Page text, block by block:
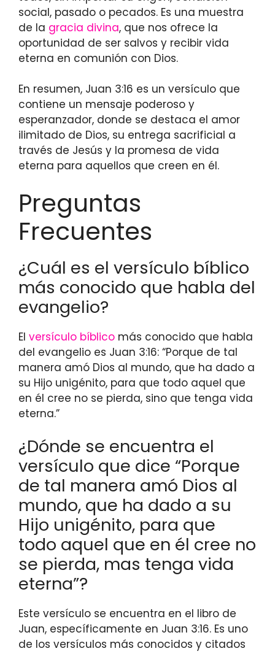
social, pasado o pecados. Es una muestra
de la gracia divina, que nos ofrece la
oportunidad de ser salvos y recibir vida
eterna en comunión con Dios.
En resumen, Juan 3:16 es un versículo que
contiene un mensaje poderoso y
esperanzador, donde se destaca el amor
ilimitado de Dios, su entrega sacrificial a
través de Jesús y la promesa de vida
eterna para aquellos que creen en él.
Preguntas
Frecuentes
¿Cuál es el versículo bíblico
más conocido que habla del
evangelio?
El versículo bíblico más conocido que habla
del evangelio es Juan 3:16: “Porque de tal
manera amó Dios al mundo, que ha dado a
su Hijo unigénito, para que todo aquel que
en él cree no se pierda, sino que tenga vida
eterna.”
¿Dónde se encuentra el
versículo que dice “Porque
de tal manera amó Dios al
mundo, que ha dado a su
Hijo unigénito, para que
todo aquel que en él cree no
se pierda, mas tenga vida
eterna”?
Este versículo se encuentra en el libro de
Juan, específicamente en Juan 3:16. Es uno
de los versículos más conocidos y citados